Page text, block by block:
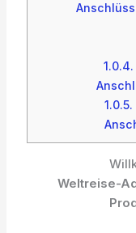
1.0.4.
1.0.5.
Weltreise-